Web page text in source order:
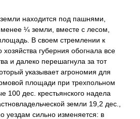
находится под пашнями,
¼ земли, вместе с лесом,
В своем стремлении к
губерния обогнала все
и далеко перешагнула за тот
указывает агрономия для
площади при трехпольном
100 дес. крестьянского надела
земли 19,2 дес.,
уездам сильно изменяется: в